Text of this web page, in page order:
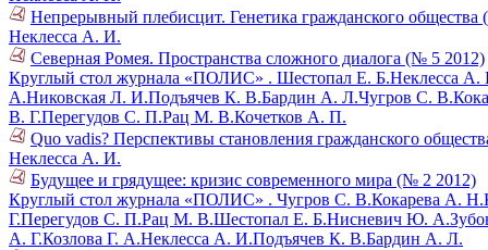
Непрерывный плебисцит. Генетика гражданского
Неклесса А. И.
Северная Ромея. Пространства сложного диалога (№ 5 2012)
Круглый стол журнала «ПОЛИС» . Шестопал Е. Б.Неклесса А.
А.Никовская Л. И.Подъячев К. В.Бардин А. Л.Чугров С. В.
В. Г.Перегудов С. П.Рац М. В.Кочетков А. П.
Quo vadis? Перспективы становления гражданского
Неклесса А. И.
Будущее и грядущее: кризис современного мира (№ 2 2012)
Круглый стол журнала «ПОЛИС» . Чугров С. В.Кокарева А. Н.
Г.Перегудов С. П.Рац М. В.Шестопал Е. Б.Нисневич Ю. А.
А. Г.Козлова Г. А.Неклесса А. И.Подъячев К. В.Бардин А. Л.